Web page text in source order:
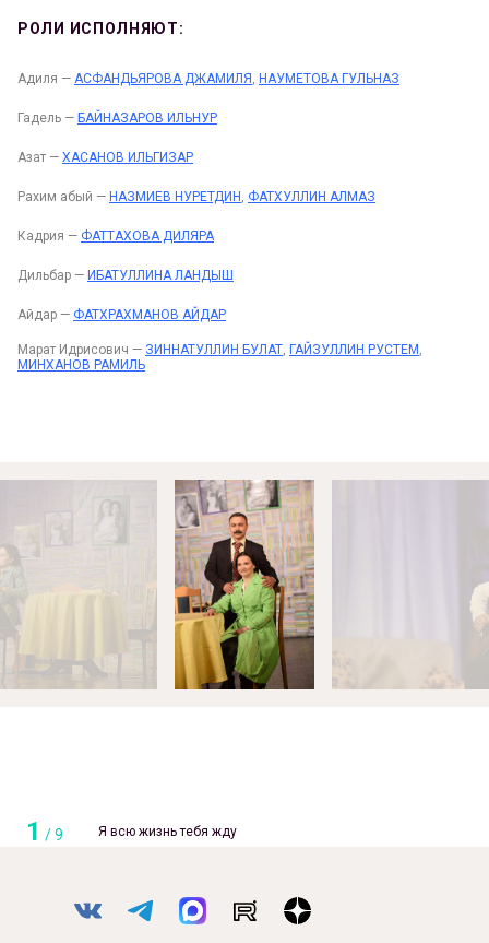
РОЛИ ИСПОЛНЯЮТ:
Адиля — АСФАНДЬЯРОВА ДЖАМИЛЯ , НАУМЕТОВА ГУЛЬНАЗ
Гадель — БАЙНАЗАРОВ ИЛЬНУР
Азат — ХАСАНОВ ИЛЬГИЗАР
Рахим абый — НАЗМИЕВ НУРЕТДИН , ФАТХУЛЛИН АЛМАЗ
Кадрия — ФАТТАХОВА ДИЛЯРА
Дильбар — ИБАТУЛЛИНА ЛАНДЫШ
Айдар — ФАТХРАХМАНОВ АЙДАР
Марат Идрисович — ЗИННАТУЛЛИН БУЛАТ, ГАЙЗУЛЛИН РУСТЕМ ,
МИНХАНОВ РАМИЛЬ
1 /9 Я всю жизнь тебя жду